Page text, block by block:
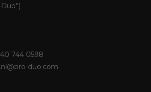
40 744 0598
duo.com